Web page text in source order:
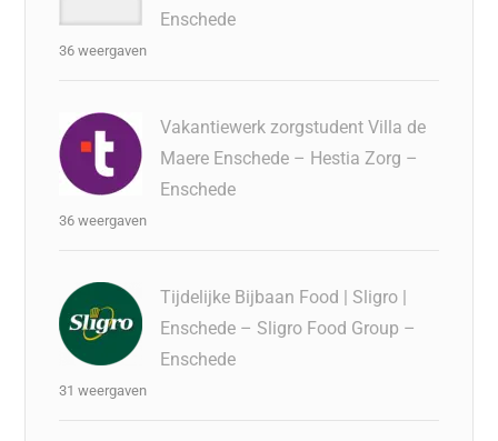
Enschede
36 weergaven
Vakantiewerk zorgstudent Villa de
Maere Enschede – Hestia Zorg –
Enschede
36 weergaven
Tijdelijke Bijbaan Food | Sligro |
Enschede – Sligro Food Group –
Enschede
31 weergaven